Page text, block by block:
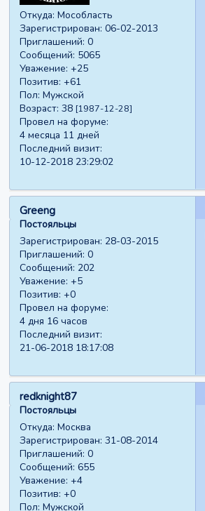
Откуда: Мособласть
Зарегистрирован: 06-02-2013
Приглашений: 0
Сообщений: 5065
Уважение: +25
Позитив: +61
Пол: Мужской
Возраст: 38 [1987-12-28]
Провел на форуме:
4 месяца 11 дней
Последний визит:
10-12-2018 23:29:02
Greeng
Постояльцы
Зарегистрирован: 28-03-2015
Приглашений: 0
Сообщений: 202
Уважение: +5
Позитив: +0
Провел на форуме:
4 дня 16 часов
Последний визит:
21-06-2018 18:17:08
redknight87
Постояльцы
Откуда: Москва
Зарегистрирован: 31-08-2014
Приглашений: 0
Сообщений: 655
Уважение: +4
Позитив: +0
Пол: Мужской